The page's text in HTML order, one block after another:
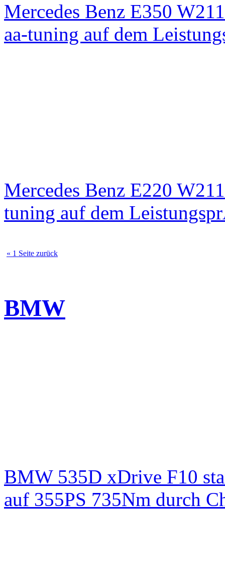
Mercedes Benz E350
aa-tuning auf dem
Mercedes Benz E220
tuning auf dem
« 1 Seite zurück
BMW
BMW 535D xDrive F10
auf 355PS 735Nm durch